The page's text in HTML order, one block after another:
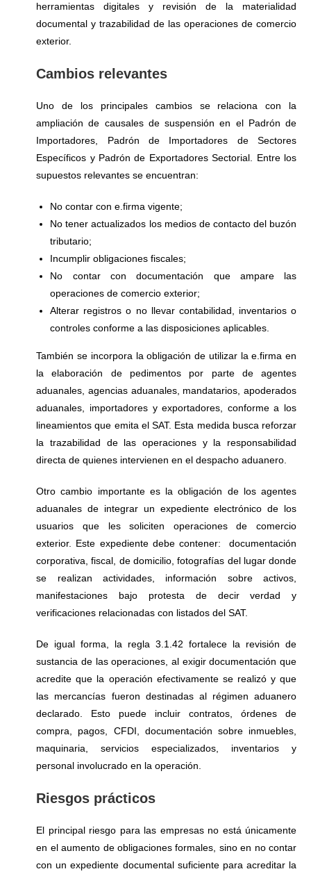
herramientas digitales y revisión de la materialidad
documental y trazabilidad de las operaciones de comercio
exterior.
Cambios relevantes
Uno de los principales cambios se relaciona con la
ampliación de causales de suspensión en el Padrón de
Importadores, Padrón de Importadores de Sectores
Específicos y Padrón de Exportadores Sectorial. Entre los
supuestos relevantes se encuentran:
No contar con e.firma vigente;
No tener actualizados los medios de contacto del buzón
tributario;
Incumplir obligaciones fiscales;
No contar con documentación que ampare las
operaciones de comercio exterior;
Alterar registros o no llevar contabilidad, inventarios o
controles conforme a las disposiciones aplicables.
También se incorpora la obligación de utilizar la e.firma en
la elaboración de pedimentos por parte de agentes
aduanales, agencias aduanales, mandatarios, apoderados
aduanales, importadores y exportadores, conforme a los
lineamientos que emita el SAT. Esta medida busca reforzar
la trazabilidad de las operaciones y la responsabilidad
directa de quienes intervienen en el despacho aduanero.
Otro cambio importante es la obligación de los agentes
aduanales de integrar un expediente electrónico de los
usuarios que les soliciten operaciones de comercio
exterior. Este expediente debe contener: documentación
corporativa, fiscal, de domicilio, fotografías del lugar donde
se realizan actividades, información sobre activos,
manifestaciones bajo protesta de decir verdad y
verificaciones relacionadas con listados del SAT.
De igual forma, la regla 3.1.42 fortalece la revisión de
sustancia de las operaciones, al exigir documentación que
acredite que la operación efectivamente se realizó y que
las mercancías fueron destinadas al régimen aduanero
declarado. Esto puede incluir contratos, órdenes de
compra, pagos, CFDI, documentación sobre inmuebles,
maquinaria, servicios especializados, inventarios y
personal involucrado en la operación.
Riesgos prácticos
El principal riesgo para las empresas no está únicamente
en el aumento de obligaciones formales, sino en no contar
con un expediente documental suficiente para acreditar la